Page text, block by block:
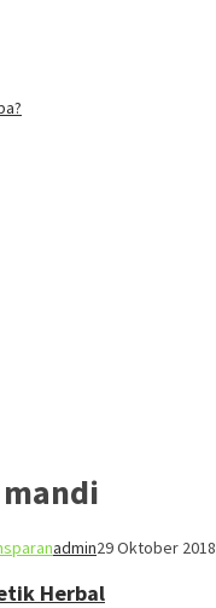
admin29 Oktober 2018
Herbal